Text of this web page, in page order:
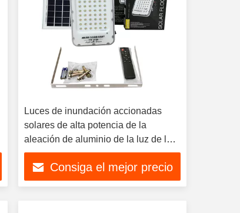
Luces de inundación accionadas
solares de alta potencia de la
aleación de aluminio de la luz de la
pared del sensor solar
Consiga el mejor precio